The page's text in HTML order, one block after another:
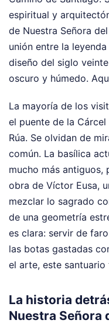
espiritual y
de Nuestra Señora
unión entre la
diseño del siglo
oscuro y húmedo.
La mayoría de los
el puente de la
Rúa. Se olvidan de
común. La basílica
mucho más antiguos,
obra de Víctor Eusa,
mezclar lo sagrado
de una geometría
es clara: servir de
las botas gastadas
el arte, este
La historia
Nuestra Señora